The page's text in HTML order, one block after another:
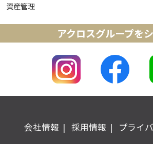
資産管理
アクロスグループを
会社情報 採用情報 プライ